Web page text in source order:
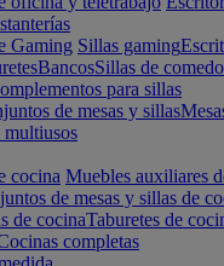
Gaming Sillas gaming
BancosSillas de
para sillas
de mesas y sillas
multiusos
cocina Muebles auxiliares
de mesas y sillas de
de cocinaTaburetes de
completas